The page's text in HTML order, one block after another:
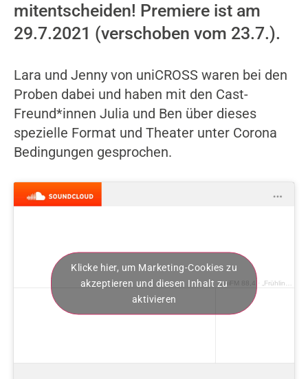
mitentscheiden! Premiere ist am
29.7.2021 (verschoben vom 23.7.).
Lara und Jenny von uniCROSS waren bei den
Proben dabei und haben mit den Cast-
Freund*innen Julia und Ben über dieses
spezielle Format und Theater unter Corona
Bedingungen gesprochen.
uniFM 88,4 · „Frühlings Erwachen – Eine Adaption nach Ihrer Wahl“
Klicke hier, um Marketing-Cookies zu
akzeptieren und diesen Inhalt zu
aktivieren